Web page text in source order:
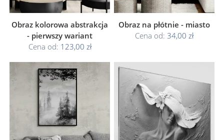
Obraz kolorowa abstrakcja
- pierwszy wariant
Cena od: 123,00 zł
Obraz na płótnie - miasto
Cena od: 34,00 zł